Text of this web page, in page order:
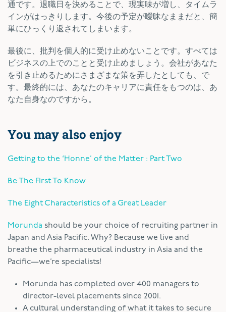
通です。退職日を決めることで、現実味が増し、タイムラ
インがはっきりします。今後の予定が曖昧なままだと、簡
単にひっくり返されてしまいます。
最後に、批判を個人的に受け止めないことです。すべては
ビジネスの上でのことと受け止めましょう。会社があなた
を引き止めるためにさまざまな策を弄したとしても、で
す。最終的には、あなたのキャリアに責任をもつのは、あ
なた自身なのですから。
You may also enjoy
Getting to the ‘Honne’ of the Matter : Part Two
Be The First To Know
The Eight Characteristics of a Great Leader
Morunda should be your choice of recruiting partner in
Japan and Asia Pacific. Why? Because we live and
breathe the pharmaceutical industry in Asia and the
Pacific—we’re specialists!
Morunda has completed over 400 managers to
director-level placements since 2001.
A cultural understanding of what it takes to secure